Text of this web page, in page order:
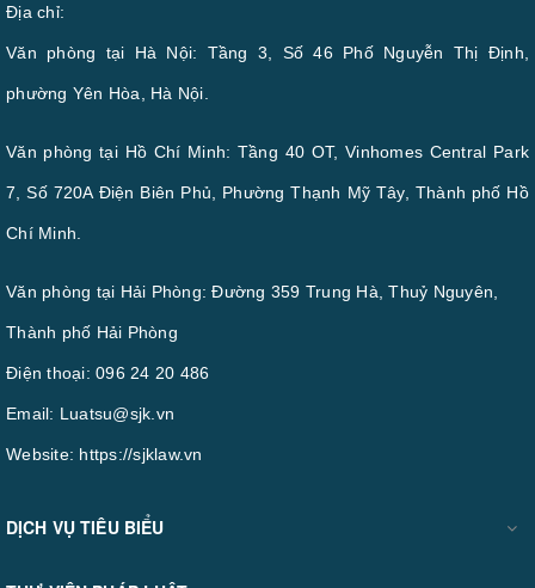
Địa chỉ:
Văn phòng tại Hà Nội: Tầng 3, Số 46 Phố Nguyễn Thị Định,
phường Yên Hòa, Hà Nội.
Văn phòng tại Hồ Chí Minh: Tầng 40 OT, Vinhomes Central Park
7, Số 720A Điện Biên Phủ, Phường Thạnh Mỹ Tây, Thành phố Hồ
Chí Minh.
Văn phòng tại Hải Phòng: Đường 359 Trung Hà, Thuỷ Nguyên,
Thành phố Hải Phòng
Điện thoại: 096 24 20 486
Email: Luatsu@sjk.vn
Website: https://sjklaw.vn
DỊCH VỤ TIÊU BIỂU